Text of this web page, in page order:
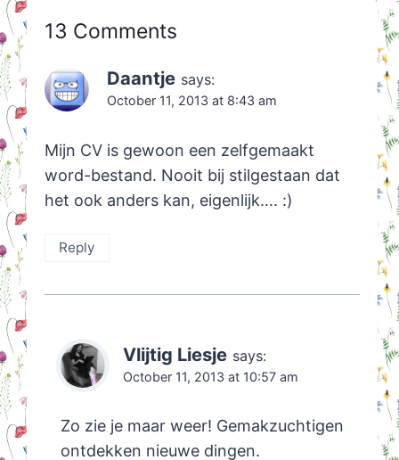
13 Comments
Daantje says:
October 11, 2013 at 8:43 am
Mijn CV is gewoon een zelfgemaakt
word-bestand. Nooit bij stilgestaan dat
het ook anders kan, eigenlijk…. :)
Reply
Vlijtig Liesje says:
October 11, 2013 at 10:57 am
Zo zie je maar weer! Gemakzuchtigen
ontdekken nieuwe dingen.